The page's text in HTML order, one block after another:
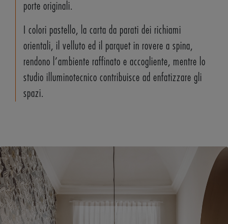
porte originali.
I colori pastello, la carta da parati dei richiami
orientali, il velluto ed il parquet in rovere a spina,
rendono l’ambiente raffinato e accogliente, mentre lo
studio illuminotecnico contribuisce ad enfatizzare gli
spazi.